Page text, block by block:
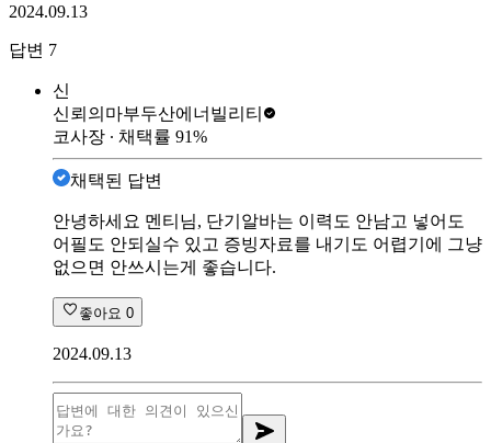
2024.09.13
답변 7
신
신뢰의마부두산에너빌리티
코사장 ∙ 채택률 91%
채택된 답변
안녕하세요 멘티님, 단기알바는 이력도 안남고 넣어도
어필도 안되실수 있고 증빙자료를 내기도 어렵기에 그냥
없으면 안쓰시는게 좋습니다.
좋아요 0
2024.09.13